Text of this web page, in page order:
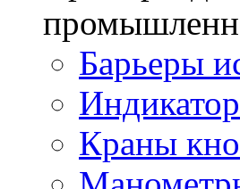
Барьеры
Краны